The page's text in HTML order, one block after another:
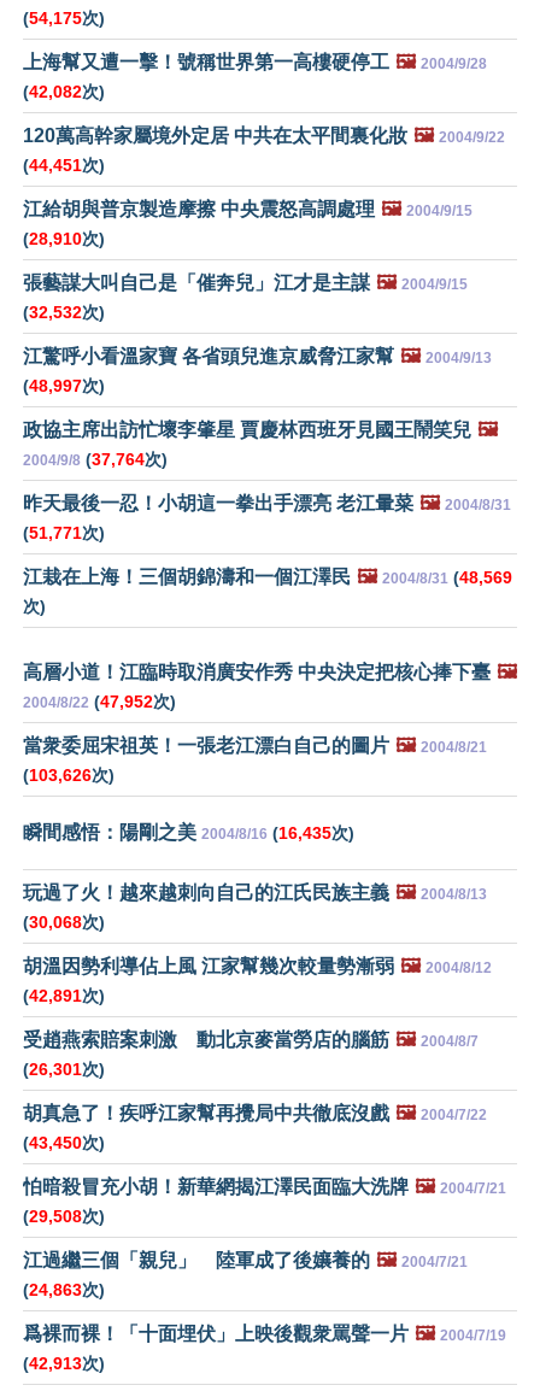
(54,175次)
上海幫又遭一擊！號稱世界第一高樓硬停工 🖼️ 2004/9/28
(42,082次)
120萬高幹家屬境外定居 中共在太平間裏化妝 🖼️ 2004/9/22
(44,451次)
江給胡與普京製造摩擦 中央震怒高調處理 🖼️ 2004/9/15
(28,910次)
張藝謀大叫自己是「催奔兒」江才是主謀 🖼️ 2004/9/15
(32,532次)
江驚呼小看溫家寶 各省頭兒進京威脅江家幫 🖼️ 2004/9/13
(48,997次)
政協主席出訪忙壞李肇星 賈慶林西班牙見國王鬧笑兒 🖼️
2004/9/8 (37,764次)
昨天最後一忍！小胡這一拳出手漂亮 老江暈菜 🖼️ 2004/8/31
(51,771次)
江栽在上海！三個胡錦濤和一個江澤民 🖼️ 2004/8/31 (48,569
次)
高層小道！江臨時取消廣安作秀 中央決定把核心捧下臺 🖼️
2004/8/22 (47,952次)
當衆委屈宋祖英！一張老江漂白自己的圖片 🖼️ 2004/8/21
(103,626次)
瞬間感悟：陽剛之美 2004/8/16 (16,435次)
玩過了火！越來越刺向自己的江氏民族主義 🖼️ 2004/8/13
(30,068次)
胡溫因勢利導佔上風 江家幫幾次較量勢漸弱 🖼️ 2004/8/12
(42,891次)
受趙燕索賠案刺激 動北京麥當勞店的腦筋 🖼️ 2004/8/7
(26,301次)
胡真急了！疾呼江家幫再攪局中共徹底沒戲 🖼️ 2004/7/22
(43,450次)
怕暗殺冒充小胡！新華網揭江澤民面臨大洗牌 🖼️ 2004/7/21
(29,508次)
江過繼三個「親兒」 陸軍成了後孃養的 🖼️ 2004/7/21
(24,863次)
爲裸而裸！「十面埋伏」上映後觀衆罵聲一片 🖼️ 2004/7/19
(42,913次)